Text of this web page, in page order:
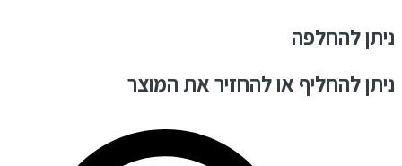
ניתן להחלפה
ניתן להחליף או להחזיר את המוצר